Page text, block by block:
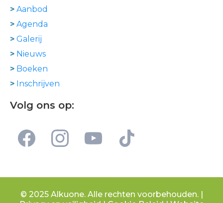
> Aanbod
> Agenda
> Galerij
> Nieuws
> Boeken
> Inschrijven
Volg ons op:
© 2025 Alkuone. Alle rechten voorbehouden. |